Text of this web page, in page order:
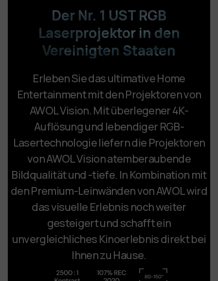
Der Nr. 1 UST RGB
Laserprojektorin den
Vereinigten Staaten
Erleben Sie das ultimative Home
Entertainment mit den Projektoren von
AWOL Vision. Mit überlegener 4K-
Auflösung und lebendiger RGB-
Lasertechnologie liefern die Projektoren
von AWOL Vision atemberaubende
Bildqualität und -tiefe. In Kombination mit
den Premium-Leinwänden von AWOL wird
das visuelle Erlebnis noch weiter
gesteigert und schafft ein
unvergleichliches Kinoerlebnis direkt bei
Ihnen zu Hause.